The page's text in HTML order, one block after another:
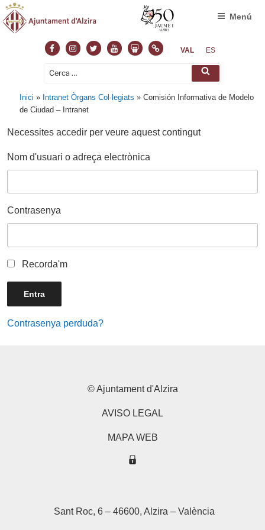
FacebookInstagram
TwitterYoutubeSlideshare
NormasVAL ES
Cerca: Cerca
Menú
Inici » Intranet Òrgans Col·legiats »Comisión Informativa de Modelo
de Ciudad – Intranet
Necessites accedir per veure aquest contingut
Nom d'usuari o adreça electrònica
Contrasenya
Recorda'm
Contrasenya perduda?
© Ajuntament d'Alzira
AVISO LEGAL
MAPA WEB
Sant Roc, 6 – 46600, Alzira – València